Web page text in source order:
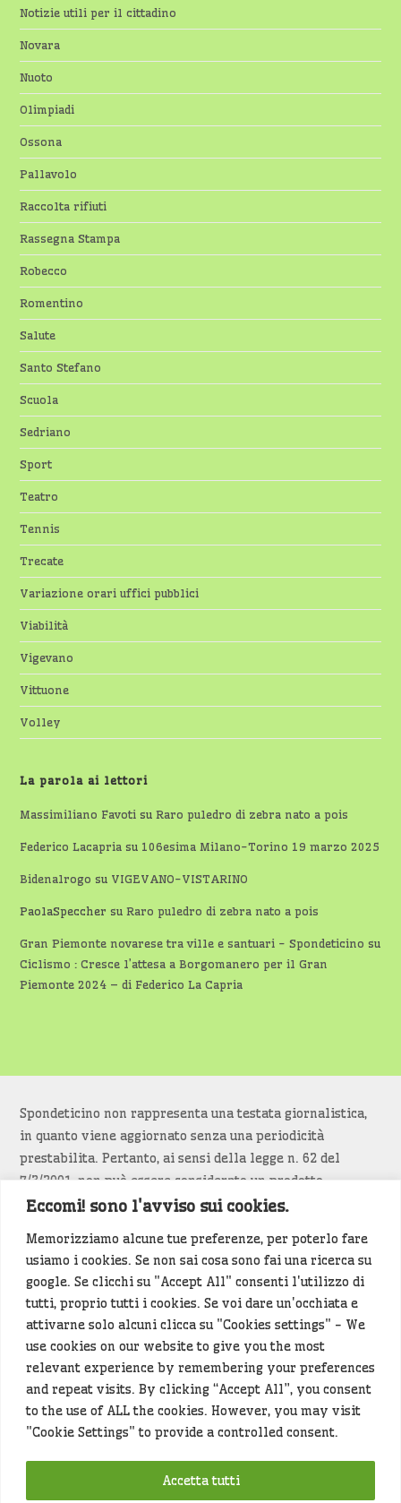
Eccomi! sono l'avviso sui cookies.
Memorizziamo alcune tue preferenze, per poterlo fare
usiamo i cookies. Se non sai cosa sono fai una ricerca su
google. Se clicchi su "Accept All" consenti l'utilizzo di
tutti, proprio tutti i cookies. Se voi dare un'occhiata e
attivarne solo alcuni clicca su "Cookies settings" - We
use cookies on our website to give you the most
relevant experience by remembering your preferences
and repeat visits. By clicking “Accept All”, you consent
to the use of ALL the cookies. However, you may visit
"Cookie Settings" to provide a controlled consent.
Accetta tutti
Notizie utili per il cittadino
Novara
Nuoto
Olimpiadi
Ossona
Pallavolo
Raccolta rifiuti
Rassegna Stampa
Robecco
Romentino
Salute
Santo Stefano
Scuola
Sedriano
Sport
Teatro
Tennis
Trecate
Variazione orari uffici pubblici
Viabilità
Vigevano
Vittuone
Volley
La parola ai lettori
Massimiliano Favoti suRaro puledro di zebra nato a pois
Federico Lacapria su 106esima Milano-Torino 19 marzo 2025
Bidenalrogo su VIGEVANO-VISTARINO
PaolaSpeccher suRaro puledro di zebra nato a pois
Gran Piemonte novarese tra ville e santuari - Spondeticino su
Ciclismo : Cresce l’attesa a Borgomanero per il Gran
Piemonte 2024 – di Federico La Capria
Spondeticino non rappresenta una testata giornalistica,
in quanto viene aggiornato senza una periodicità
prestabilita. Pertanto, ai sensi della legge n. 62 del
7/3/2001, non può essere considerato un prodotto
editoriale.
Siamo attenti a non violare copyright e diritti
d’immagine. Se un contenuto è di tua proprietà e vuoi
richiederne la rimozionediccelo(<- clicca per inviarci un
messaggio).
Alcuni articoli sono generati in bozza rielaborando, con
l'intelligenza artificiale generativa, contenuti
provenienti da fonti istituzionali e altri siti di interesse
locale. Prima della pubblicazioni l'articolo viene
controllato dalla redazione.
Hey che fine fanno i miei dati (privacy policy)